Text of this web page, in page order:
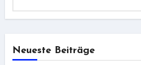
Neueste Beiträge